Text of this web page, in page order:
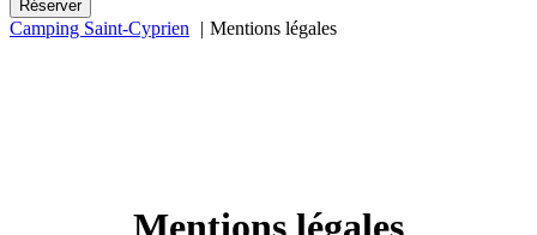
Camping Saint-Cyprien Mentions légales